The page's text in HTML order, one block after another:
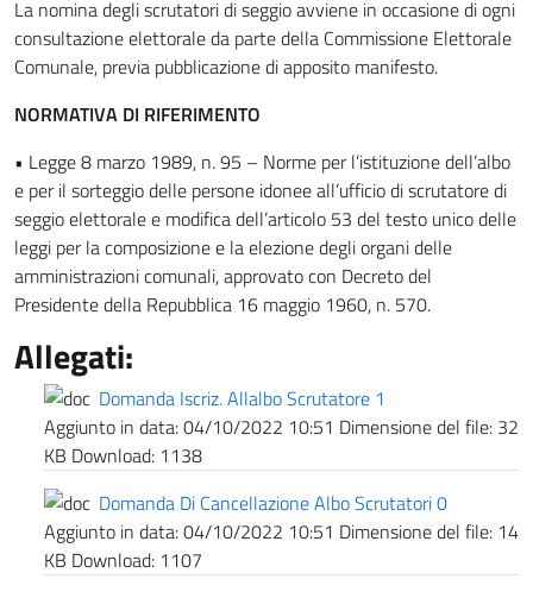
La nomina degli scrutatori di seggio avviene in occasione di ogni
consultazione elettorale da parte della Commissione Elettorale
Comunale, previa pubblicazione di apposito manifesto.
NORMATIVA DI RIFERIMENTO
• Legge 8 marzo 1989, n. 95 – Norme per l’istituzione dell’albo
e per il sorteggio delle persone idonee all’ufficio di scrutatore di
seggio elettorale e modifica dell’articolo 53 del testo unico delle
leggi per la composizione e la elezione degli organi delle
amministrazioni comunali, approvato con Decreto del
Presidente della Repubblica 16 maggio 1960, n. 570.
Allegati:
Domanda Iscriz. Allalbo Scrutatore 1
Aggiunto in data:04/10/2022 10:51 Dimensione del file: 32
KB Download: 1138
Domanda Di Cancellazione Albo Scrutatori 0
Aggiunto in data:04/10/2022 10:51 Dimensione del file: 14
KB Download: 1107